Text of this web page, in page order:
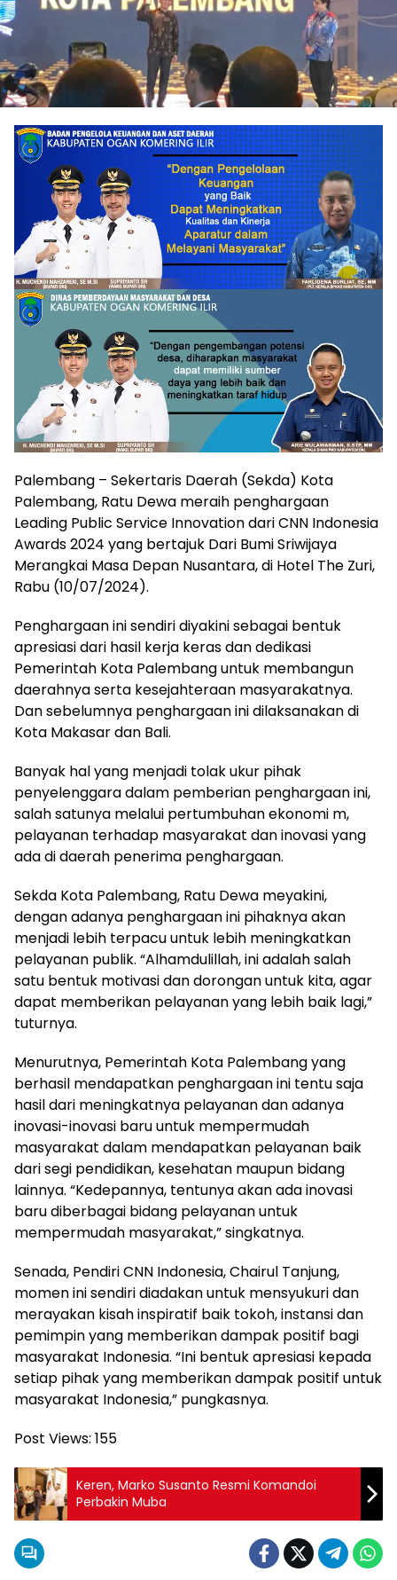
Palembang – Sekertaris Daerah (Sekda) Kota
Palembang, Ratu Dewa meraih penghargaan
Leading Public Service Innovation dari CNN Indonesia
Awards 2024 yang bertajuk Dari Bumi Sriwijaya
Merangkai Masa Depan Nusantara, di Hotel The Zuri,
Rabu (10/07/2024).
Penghargaan ini sendiri diyakini sebagai bentuk
apresiasi dari hasil kerja keras dan dedikasi
Pemerintah Kota Palembang untuk membangun
daerahnya serta kesejahteraan masyarakatnya.
Dan sebelumnya penghargaan ini dilaksanakan di
Kota Makasar dan Bali.
Banyak hal yang menjadi tolak ukur pihak
penyelenggara dalam pemberian penghargaan ini,
salah satunya melalui pertumbuhan ekonomi m,
pelayanan terhadap masyarakat dan inovasi yang
ada di daerah penerima penghargaan.
Sekda Kota Palembang, Ratu Dewa meyakini,
dengan adanya penghargaan ini pihaknya akan
menjadi lebih terpacu untuk lebih meningkatkan
pelayanan publik. “Alhamdulillah, ini adalah salah
satu bentuk motivasi dan dorongan untuk kita, agar
dapat memberikan pelayanan yang lebih baik lagi,”
tuturnya.
Menurutnya, Pemerintah Kota Palembang yang
berhasil mendapatkan penghargaan ini tentu saja
hasil dari meningkatnya pelayanan dan adanya
inovasi-inovasi baru untuk mempermudah
masyarakat dalam mendapatkan pelayanan baik
dari segi pendidikan, kesehatan maupun bidang
lainnya. “Kedepannya, tentunya akan ada inovasi
baru diberbagai bidang pelayanan untuk
mempermudah masyarakat,” singkatnya.
Senada, Pendiri CNN Indonesia, Chairul Tanjung,
momen ini sendiri diadakan untuk mensyukuri dan
merayakan kisah inspiratif baik tokoh, instansi dan
pemimpin yang memberikan dampak positif bagi
masyarakat Indonesia. “Ini bentuk apresiasi kepada
setiap pihak yang memberikan dampak positif untuk
masyarakat Indonesia,” pungkasnya.
Post Views: 155
Keren, Marko Susanto Resmi Komandoi
Perbakin Muba